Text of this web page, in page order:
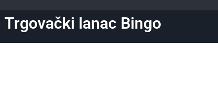
Trgovački lanac Bingo